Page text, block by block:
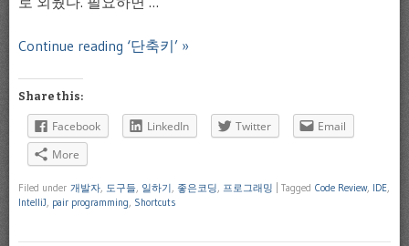
Continue reading ‘단축키’ »
Share this:
Facebook LinkedIn Twitter
Email
More
Filed under 개발자, 도구들, 일하기, 좋은코딩, 프로그래밍 Tagged Code Review, IDE,
IntelliJ, pair programming, Shortcuts